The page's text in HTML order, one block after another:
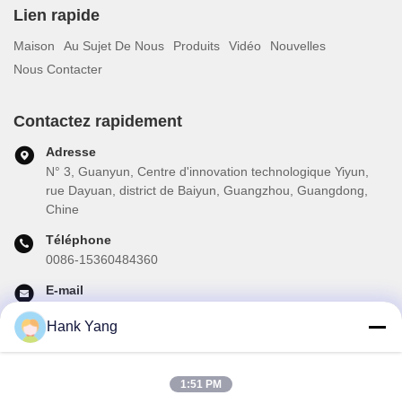
Lien rapide
Maison Au Sujet De Nous Produits Vidéo
Nouvelles
Nous Contacter
Contactez rapidement
Adresse
N° 3, Guanyun, Centre d'innovation technologique Yiyun,
rue Dayuan, district de Baiyun, Guangzhou, Guangdong,
Chine
Téléphone
0086-15360484360
E-mail
Hank Yang
1:51 PM